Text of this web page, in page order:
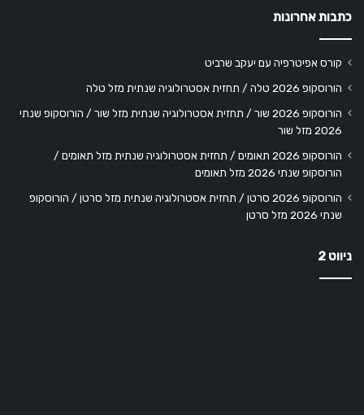
כתבות אחרונות
קורס אפיטרפיה עם יעקב שרביט
הורוסקופ 2026 טלה / תחזית אסטרולוגיה שנתית מזל טלה
הורוסקופ 2026 שור / תחזית אסטרולוגיה שנתית מזל שור / הורוסקופ שנתי
2026 מזל שור
הורוסקופ 2026 תאומים / תחזית אסטרולוגיה שנתית מזל תאומים /
הורוסקופ שנתי 2026 מזל תאומים
הורוסקופ 2026 סרטן / תחזית אסטרולוגיה שנתית מזל סרטן / הורוסקופ
שנתי 2026 מזל סרטן
ניווט 2